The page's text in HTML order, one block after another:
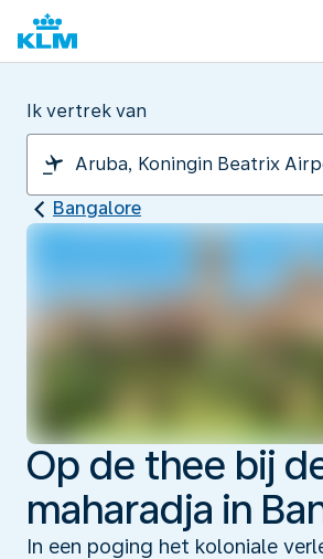
Ik vertrek van
Bangalore
Op de thee bij
maharadja in
In een poging het koloniale